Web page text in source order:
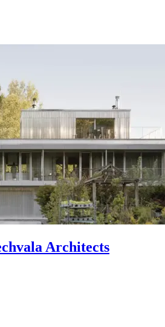
Architects